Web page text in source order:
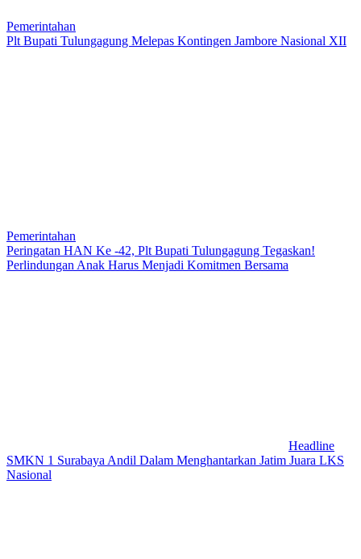
Pemerintahan
Plt Bupati Tulungagung Melepas Kontingen Jambore Nasional XII
Pemerintahan
Peringatan HAN Ke -42, Plt Bupati Tulungagung Tegaskan!
Perlindungan Anak Harus Menjadi Komitmen Bersama
Headline
SMKN 1 Surabaya Andil Dalam Menghantarkan Jatim Juara LKS
Nasional